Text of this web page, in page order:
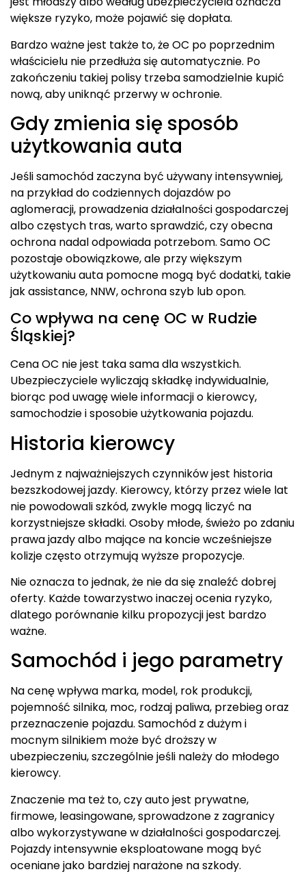
większe ryzyko, może pojawić się dopłata.
Bardzo ważne jest także to, że OC po poprzednim
właścicielu nie przedłuża się automatycznie. Po
zakończeniu takiej polisy trzeba samodzielnie kupić
nową, aby uniknąć przerwy w ochronie.
Gdy zmienia się sposób
użytkowania auta
Jeśli samochód zaczyna być używany intensywniej,
na przykład do codziennych dojazdów po
aglomeracji, prowadzenia działalności gospodarczej
albo częstych tras, warto sprawdzić, czy obecna
ochrona nadal odpowiada potrzebom. Samo OC
pozostaje obowiązkowe, ale przy większym
użytkowaniu auta pomocne mogą być dodatki, takie
jak assistance, NNW, ochrona szyb lub opon.
Co wpływa na cenę OC w Rudzie
Śląskiej?
Cena OC nie jest taka sama dla wszystkich.
Ubezpieczyciele wyliczają składkę indywidualnie,
biorąc pod uwagę wiele informacji o kierowcy,
samochodzie i sposobie użytkowania pojazdu.
Historia kierowcy
Jednym z najważniejszych czynników jest historia
bezszkodowej jazdy. Kierowcy, którzy przez wiele lat
nie powodowali szkód, zwykle mogą liczyć na
korzystniejsze składki. Osoby młode, świeżo po zdaniu
prawa jazdy albo mające na koncie wcześniejsze
kolizje często otrzymują wyższe propozycje.
Nie oznacza to jednak, że nie da się znaleźć dobrej
oferty. Każde towarzystwo inaczej ocenia ryzyko,
dlatego porównanie kilku propozycji jest bardzo
ważne.
Samochód i jego parametry
Na cenę wpływa marka, model, rok produkcji,
pojemność silnika, moc, rodzaj paliwa, przebieg oraz
przeznaczenie pojazdu. Samochód z dużym i
mocnym silnikiem może być droższy w
ubezpieczeniu, szczególnie jeśli należy do młodego
kierowcy.
Znaczenie ma też to, czy auto jest prywatne,
firmowe, leasingowane, sprowadzone z zagranicy
albo wykorzystywane w działalności gospodarczej.
Pojazdy intensywnie eksploatowane mogą być
oceniane jako bardziej narażone na szkody.